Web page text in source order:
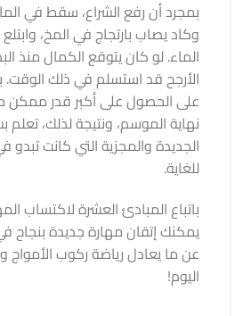
بمجرد أن رفع الشراع، سقط في
وكاد يصاب بارتجاج في المخ،
الماء. لو كان يتوقع الكمال منذ
الأرجح قد استسلم في ذلك الوقت.
على الحصول على أكبر قدر ممكن
نهاية الموسم، ونتيجة لذلك،
الجديدة والمجزية التي كانت
للغاية.
باتباع المبادئ العشرة لاكتساب
يمكنك إتقان مهارة جديدة
عن ما يعادل رياضة ركوب الأمواج
اليوم!